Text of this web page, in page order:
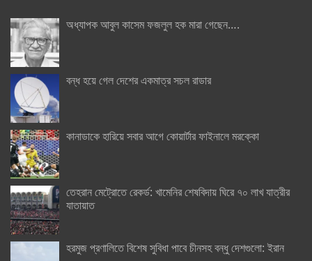
অধ্যাপক আবুল কাসেম ফজলুল হক মারা গেছেন….
বন্ধ হয়ে গেল দেশের একমাত্র সচল রাডার
কানাডাকে হারিয়ে সবার আগে কোয়ার্টার ফাইনালে মরক্কো
তেহরান মেট্রোতে রেকর্ড: খামেনির শেষবিদায় ঘিরে ৭০ লাখ যাত্রীর
যাতায়াত
হরমুজ প্রণালিতে বিশেষ সুবিধা পাবে চীনসহ বন্ধু দেশগুলো: ইরান